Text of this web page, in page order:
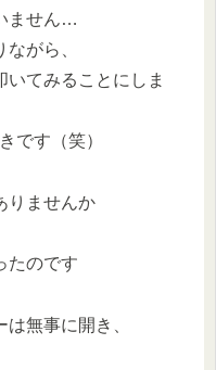
ません…
がら、
いてみることにしま
です（笑）
りませんか
たのです
無事に開き、